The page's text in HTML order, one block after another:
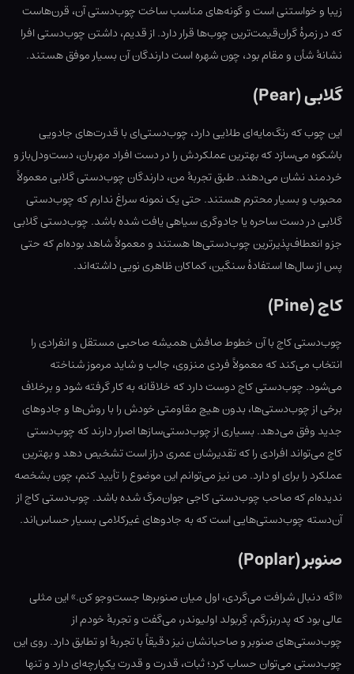
زیبا و خواستنی است و گونه‌های مناسب ساخت چوب‌دستی آن، قرن‌هاست
که در زمرهٔ گران‌قیمت‌ترین چوب‌ها قرار دارد. از قدیم، داشتن چوب‌دستی افرا
نشانهٔ شأن و مقام بود، چون شهره است دارندگان آن بسیار موفق هستند.
گلابی (Pear)
این چوب که رنگ‌مایه‌ای طلایی دارد، چوب‌دستی‌ای با قدرت‌های جادویی
باشکوه می‌سازد که بهترین عملکردش را در دست افراد مهربان، دست‌ودل‌باز و
خردمند نشان می‌دهند. طبق تجربهٔ من، دارندگان چوب‌دستی گلابی معمولاً
محبوب و بسیار محترم هستند. حتی یک نمونه سراغ ندارم که چوب‌دستی
گلابی در دست ساحره یا جادوگری سیاهی یافت شده باشد. چوب‌دستی گلابی
جزو انعطاف‌پذیرترین چوب‌دستی‌ها هستند و معمولاً شاهد بوده‌ام که حتی
پس از سال‌ها استفادهٔ سنگین، کماکان ظاهری نویی داشته‌اند.
کاج (Pine)
چوب‌دستی کاج با آن خطوط صافش همیشه صاحبی مستقل و انفرادی را
انتخاب می‌کند که معمولاً فردی منزوی، جالب و شاید مرموز شناخته
می‌شود. چوب‌دستی کاج دوست دارد که خلاقانه به کار گرفته شود و برخلاف
برخی از چوب‌دستی‌ها، بدون هیچ مقاومتی خودش را با روش‌ها و جادوهای
جدید وفق می‌دهد. بسیاری از چوب‌دستی‌سازها اصرار دارند که چوب‌دستی
کاج می‌تواند افرادی را که تقدیرشان عمری دراز است تشخیص دهد و بهترین
عملکرد را برای او دارد. من نیز می‌توانم این موضوع را تأیید کنم، چون بشخصه
ندیده‌ام که صاحب چوب‌دستی کاجی جوان‌مرگ شده باشد. چوب‌دستی کاج از
آن‌دسته چوب‌دستی‌هایی است که به جادوهای غیرکلامی بسیار حساس‌اند.
صنوبر (Poplar)
«اگه دنبال شرافت می‌گردی، اول میان صنوبرها جست‌وجو کن.» این مثلی
عالی بود که پدربزرگم، گِربولد اولیوندر، می‌گفت و تجربهٔ خودم از
چوب‌دستی‌های صنوبر و صاحبانشان نیز دقیقاً با تجربهٔ او تطابق دارد. روی این
چوب‌دستی می‌توان حساب کرد؛ ثبات، قدرت و قدرت یکپارچه‌ای دارد و تنها